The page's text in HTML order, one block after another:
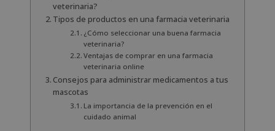
veterinaria?
Tipos de productos en una farmacia veterinaria
¿Cómo seleccionar una buena farmacia
veterinaria?
Ventajas de comprar en una farmacia
veterinaria online
Consejos para administrar medicamentos a tus
mascotas
La importancia de la prevención en el
cuidado animal